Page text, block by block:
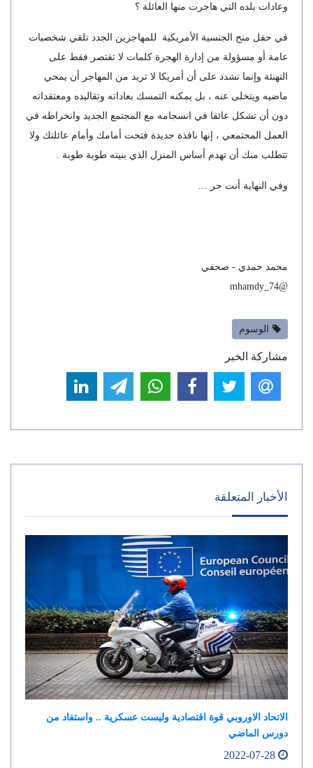
وعادات بلده التي هاجرت منها العائلة ؟
في حفل منح الجنسية الأمريكية للمهاجرين الجدد تلقي شخصيات
عامة أو مسؤولة من إدارة الهجرة كلمات لا تقتصر فقط على
التهنئة وإنما تشدد على أن أمريكا لا تريد من المهاجر أن يمحي
ماضيه ويتخلى عنه ، بل يمكنه التمسك بعاداته وتقاليده ومعتقداته
دون أن تشكل عائقا في انسجامه مع المجتمع الجديد وانخراطه في
العمل المجتمعي ، إنها نافذة جديدة فتحت أمامك وأمام عائلتك ولا
تتطلب منك أن تهدم أساس المنزل الذي بنيته طوبة طوبة .
وفي النهاية أنت حر …
محمد حمدي - صحفي
@mhamdy_74
الوسوم
مشاركة الخبر
الأخبار المتعلقة
الاتحاد الاوروبي قوة اقتصادية وليست عسكرية .. واستفاد من
دورس الماضي